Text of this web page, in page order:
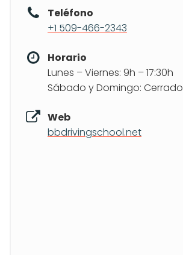
Teléfono
+1 509-466-2343
Horario
Lunes – Viernes: 9h – 17:30h
Sábado y Domingo: Cerrado
Web
bbdrivingschool.net